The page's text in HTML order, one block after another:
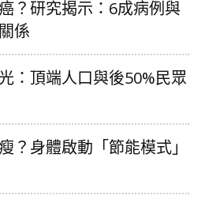
？研究揭示：6成病例與
係
：頂端人口與後50%民眾
？身體啟動「節能模式」